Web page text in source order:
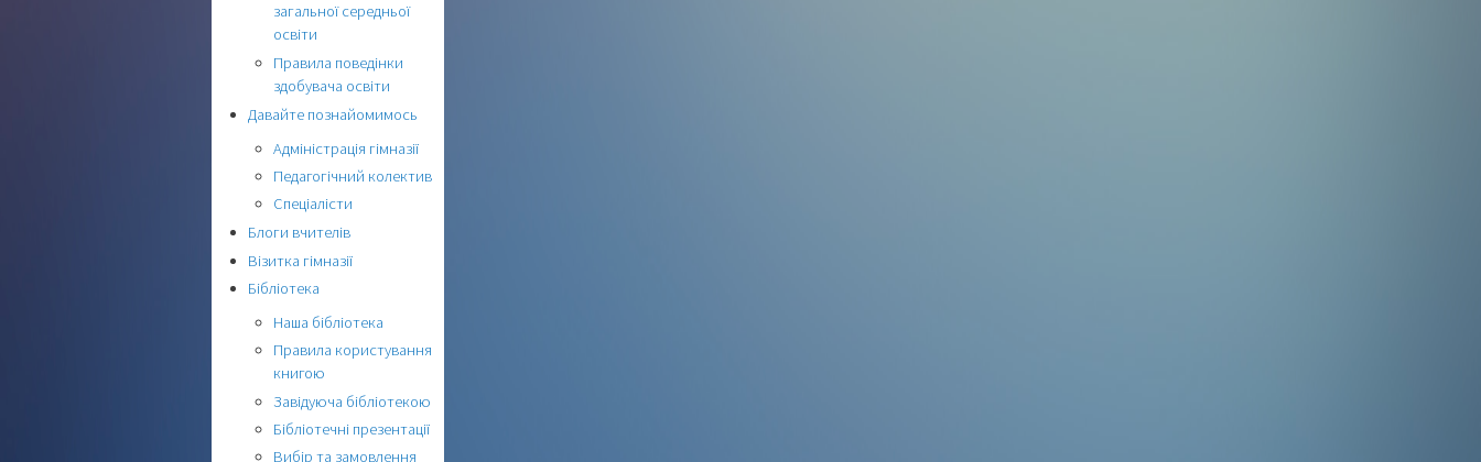
загальної середньої
освіти
Правила поведінки
здобувача освіти
Давайте познайомимось
Адміністрація гімназії
Педагогічний колектив
Спеціалісти
Блоги вчителів
Візитка гімназії
Бібліотека
Наша бібліотека
Правила користування
книгою
Завідуюча бібліотекою
Бібліотечні презентації
Вибір та замовлення